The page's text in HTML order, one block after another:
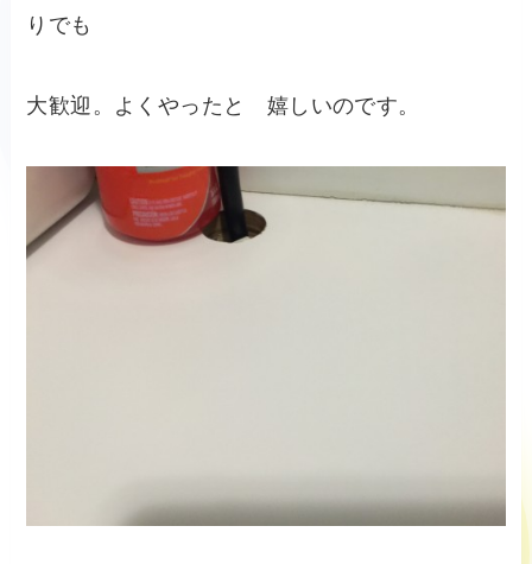
りでも
大歓迎。よくやったと 嬉しいのです。